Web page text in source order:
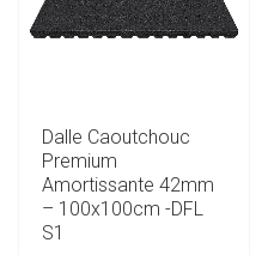
Dalle Caoutchouc
Premium
Amortissante 42mm
– 100x100cm -DFL
S1